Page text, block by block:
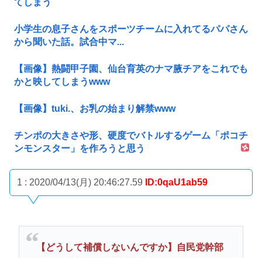
小学生の息子さんをスポーツチームに入れてるパパさん
から聞いた話。試合中マ...
【画像】熱闘甲子園、仙台育英のナマ腋チアをこれでも
かと映してしまうwww
【画像】tuki.、お乳の始まり解禁www
チンポの大きさや形、硬度でバトルするゲーム「ポコチ
ンモンスター」を作ろうと思う
1 : 2020/04/13(月) 20:46:27.59 ID:0qaU1ab59
【どうして補償しないんですか】自民党幹部